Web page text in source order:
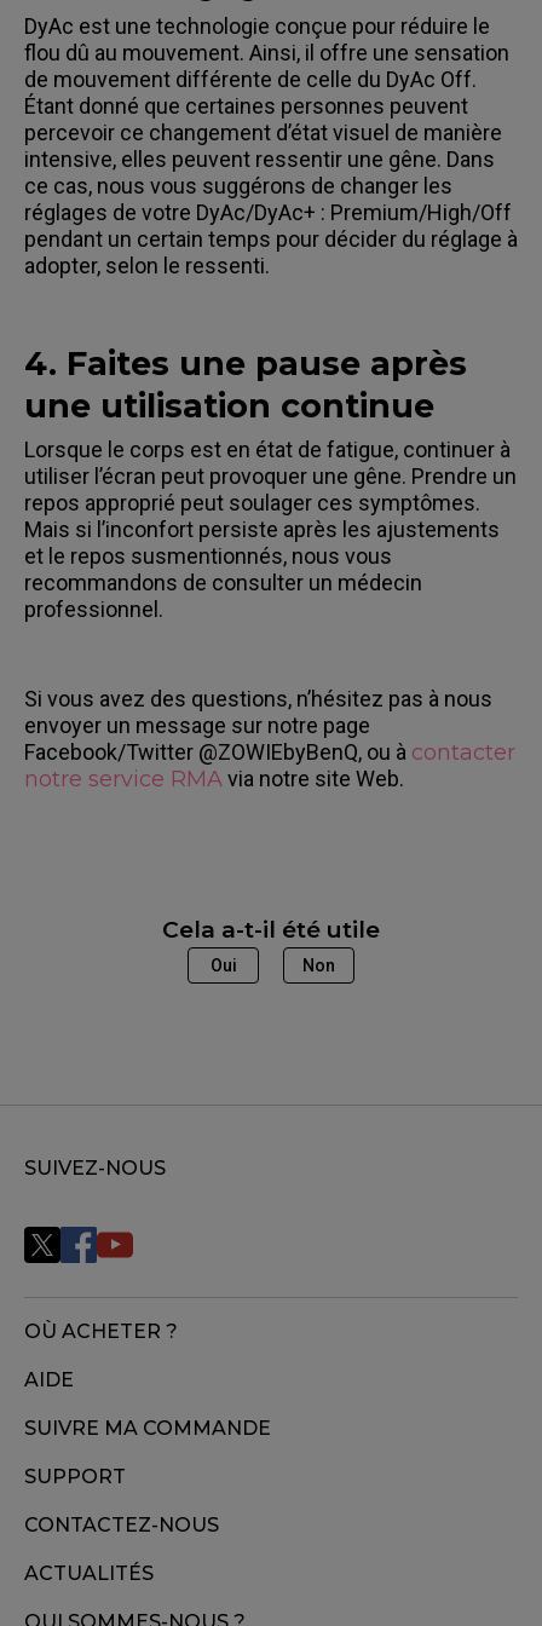
DyAc est une technologie conçue pour réduire le
flou dû au mouvement. Ainsi, il offre une sensation
de mouvement différente de celle du DyAc Off.
Étant donné que certaines personnes peuvent
percevoir ce changement d’état visuel de manière
intensive, elles peuvent ressentir une gêne. Dans
ce cas, nous vous suggérons de changer les
réglages de votre DyAc/DyAc+ : Premium/High/Off
pendant un certain temps pour décider du réglage à
adopter, selon le ressenti.
4. Faites une pause après
une utilisation continue
Lorsque le corps est en état de fatigue, continuer à
utiliser l’écran peut provoquer une gêne. Prendre un
repos approprié peut soulager ces symptômes.
Mais si l’inconfort persiste après les ajustements
et le repos susmentionnés, nous vous
recommandons de consulter un médecin
professionnel.
Si vous avez des questions, n’hésitez pas à nous
envoyer un message sur notre page
Facebook/Twitter @ZOWIEbyBenQ, ou à contacter
notre service RMAvia notre site Web.
Cela a-t-il été utile
Oui Non
SUIVEZ-NOUS
OÙ ACHETER ?
AIDE
SUIVRE MA COMMANDE
SUPPORT
CONTACTEZ-NOUS
ACTUALITÉS